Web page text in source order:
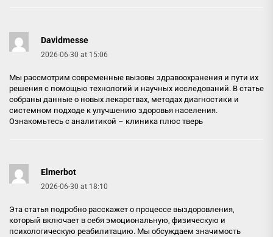
Davidmesse
2026-06-30 at 15:06
Мы рассмотрим современные вызовы здравоохранения и пути их
решения с помощью технологий и научных исследований. В статье
собраны данные о новых лекарствах, методах диагностики и
системном подходе к улучшению здоровья населения.
Ознакомьтесь с аналитикой – клиника плюс тверь
Elmerbot
2026-06-30 at 18:10
Эта статья подробно расскажет о процессе выздоровления,
который включает в себя эмоциональную, физическую и
психологическую реабилитацию. Мы обсуждаем значимость